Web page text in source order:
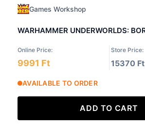
Games Workshop
Online Price: Store Price:
9991 Ft 15370 Ft
AVAILABLE TO ORDER
ADD TO CART